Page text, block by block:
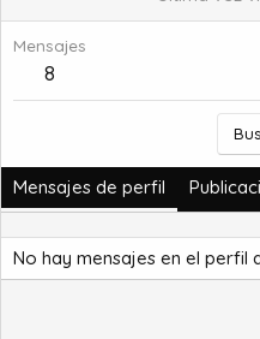
Mensajes
8
Mensajes de perfil
No hay mensajes en el perfil